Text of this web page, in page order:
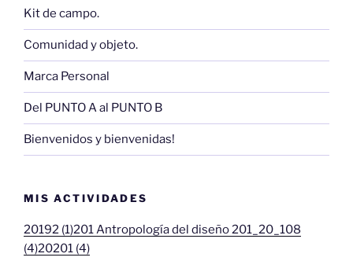
Kit de campo.
Comunidad y objeto.
Marca Personal
Del PUNTO A al PUNTO B
Bienvenidos y bienvenidas!
MIS ACTIVIDADES
20192 (1)201 Antropología del diseño 201_20_108
(4)20201 (4)